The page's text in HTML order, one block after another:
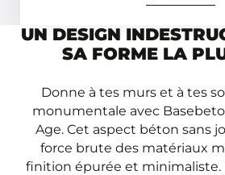
UN DESIGN
SA FORME LA
Donne à tes murs et à tes
monumentale avec
Age. Cet aspect béton sans
force brute des matériaux
finition épurée et minimaliste.